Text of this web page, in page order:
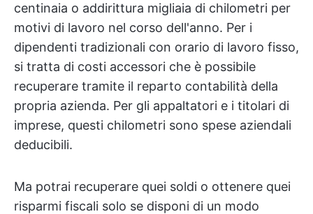
centinaia o addirittura migliaia di chilometri per
motivi di lavoro nel corso dell'anno. Per i
dipendenti tradizionali con orario di lavoro fisso,
si tratta di costi accessori che è possibile
recuperare tramite il reparto contabilità della
propria azienda. Per gli appaltatori e i titolari di
imprese, questi chilometri sono spese aziendali
deducibili.
Ma potrai recuperare quei soldi o ottenere quei
risparmi fiscali solo se disponi di un modo